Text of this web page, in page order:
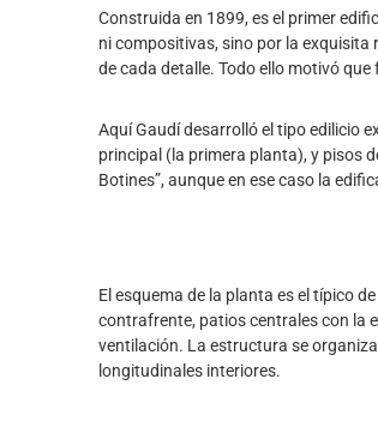
Construida en 1899, es el primer
ni compositivas, sino por la
de cada detalle. Todo ello motivó
Aquí Gaudí desarrolló el tipo edilicio
principal (la primera planta), y pisos
Botines”, aunque en ese caso la
El esquema de la planta es el típico
contrafrente, patios centrales con la
ventilación. La estructura se
longitudinales interiores.